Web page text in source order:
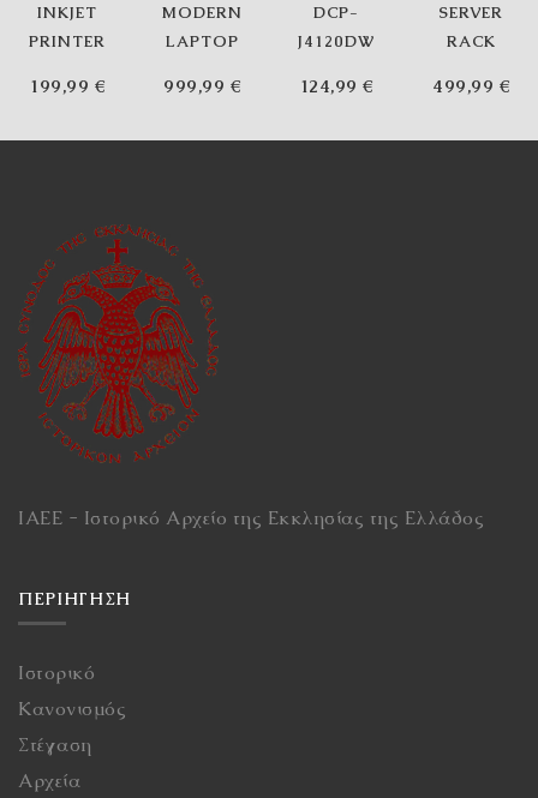
INKJET
PRINTER
199,99 €
MODERN
LAPTOP
999,99 €
DCP-
J4120DW
124,99 €
SERVER
RACK
499,99 €
ΙΑΕΕ - Ιστορικό Αρχείο της Εκκλησίας της Ελλάδος
ΠΕΡΙΉΓΗΣΗ
Ιστορικό
Κανονισμός
Στέγαση
Αρχεία